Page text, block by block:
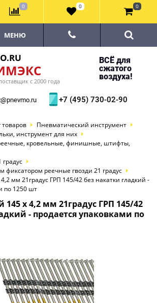
с 2000 года
ВСЁ для
сжатого
воздуха!
+7 (495) 730-02-90
МЕНЮ
товаров
Пневматический инструмент
инструмент для них
кровельные, финишные, штифты,
градус
фиксатором реечные гвозди 21 градус
мм 21градус ГРП 145/42 без накатки гладкий -
по 1250 шт
145 х 4,2 мм 21градус ГРП 145/42
- продается упаковками по
0 0 0